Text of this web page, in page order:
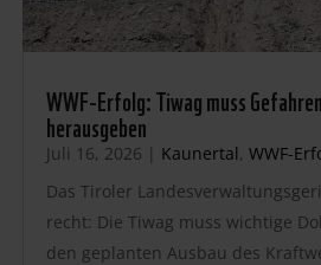
WWF-Erfolg: Tiwag muss
herausgeben
Juli 16, 2026 | Kaunertal, WWF-
Das Tiroler
recht: Die Tiwag muss wichtige
den geplanten Ausbau des